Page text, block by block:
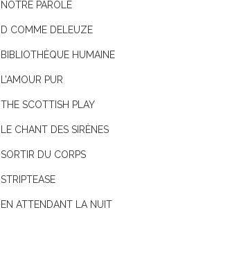
NOTRE PAROLE
D COMME DELEUZE
BIBLIOTHÈQUE HUMAINE
L’AMOUR PUR
THE SCOTTISH PLAY
LE CHANT DES SIRÈNES
SORTIR DU CORPS
STRIPTEASE
EN ATTENDANT LA NUIT